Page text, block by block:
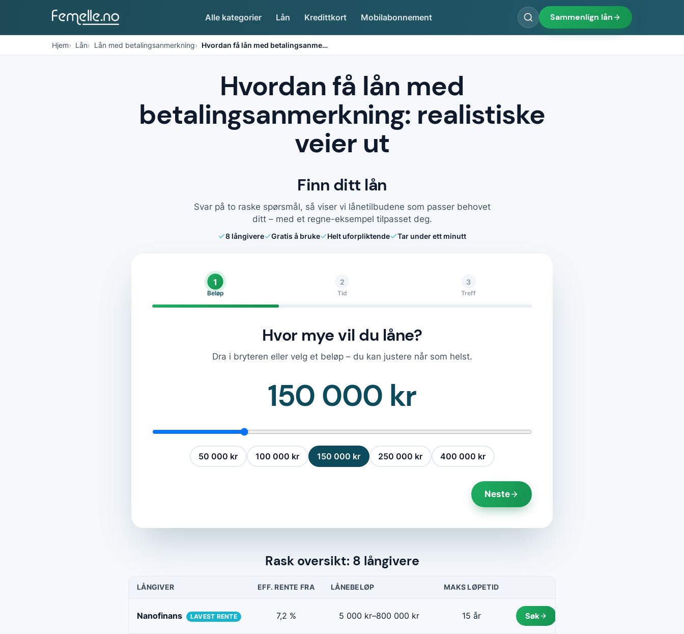
Alle kategorier Lån Kredittkort Mobilabonnement Sammenlign lån
Hjem Lån Lån med betalingsanmerkning Hvordan få lån med betalingsanme…
Hvordan få lån med
betalingsanmerkning: realistiske
veier ut
Finn ditt lån
Svar på to raske spørsmål, så viser vi lånetilbudene som passer behovet
ditt – med et regne-eksempel tilpasset deg.
8långivere Gratis å bruke Helt uforpliktende Tar under ett minutt
1
Beløp
2
Tid
3
Treff
Hvor mye vil du låne?
Dra i bryteren eller velg et beløp – du kan justere når som helst.
150 000 kr
50 000 kr 100 000 kr 150 000 kr 250 000 kr 400 000 kr
Neste
Rask oversikt: 8 långivere
LÅNGIVER EFF. RENTE FRA LÅNEBELØP MAKS LØPETID
Nanofinans LAVEST RENTE 7,2 % 5 000 kr–800 000 kr 15 år Søk